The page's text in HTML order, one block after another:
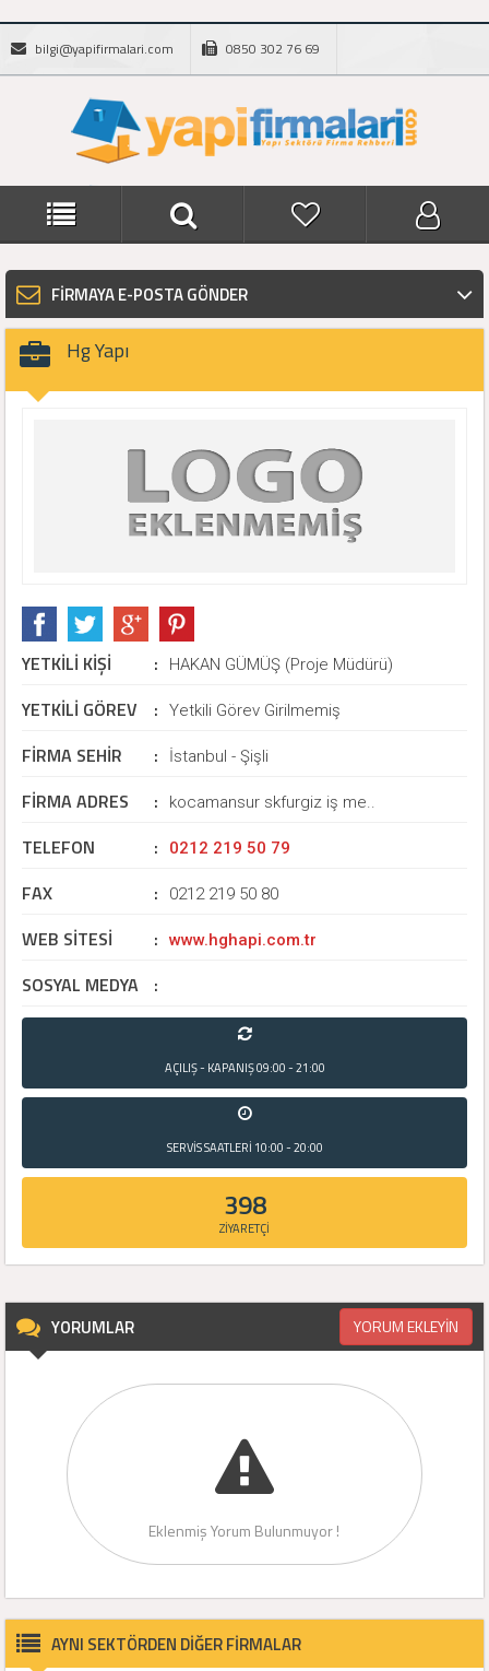
bilgi@yapifirmalari.com 0850 302 76 69
FİRMAYA E-POSTA GÖNDER
Hg Yapı
YETKİLİ KİŞİ : HAKAN GÜMÜŞ (Proje Müdürü)
YETKİLİ GÖREV : Yetkili Görev Girilmemiş
FİRMA SEHİR : İstanbul - Şişli
FİRMA ADRES : kocamansur skfurgiz iş me..
TELEFON : 0212 219 50 79
FAX : 0212 219 50 80
WEB SİTESİ : www.hghapi.com.tr
SOSYAL MEDYA :
AÇILIŞ - KAPANIŞ09:00 - 21:00
SERVİS SAATLERİ 10:00 - 20:00
398
ZİYARETÇİ
YORUMLAR YORUM EKLEYİN
Eklenmiş Yorum Bulunmuyor !
AYNI SEKTÖRDEN DİĞER FİRMALAR